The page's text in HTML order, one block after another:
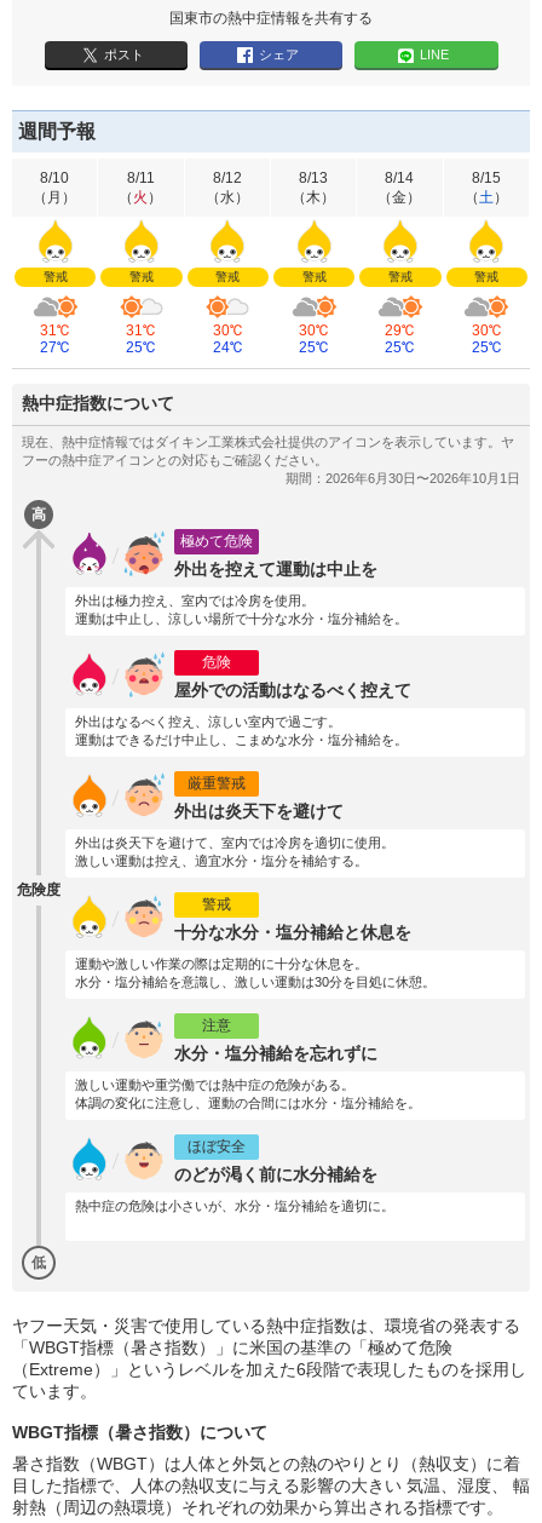
国東市の熱中症情報を共有する
ポスト シェア LINE
週間予報
8/10
（ 月 ）
警戒
31℃
27℃
8/11
（ 火 ）
警戒
31℃
25℃
8/12
（水）
警戒
30℃
24℃
8/13
（木）
警戒
30℃
25℃
8/14
（金）
警戒
29℃
25℃
8/15
（土）
警戒
30℃
25℃
熱中症指数について
高
危険度
低
極めて危険
外出を控えて運動は中止を
外出は極力控え、室内では冷房を使用。
運動は中止し、涼しい場所で十分な水分・塩分補給を。
危険
屋外での活動はなるべく控えて
外出はなるべく控え、涼しい室内で過ごす。
運動はできるだけ中止し、こまめな水分・塩分補給を。
厳重警戒
外出は炎天下を避けて
外出は炎天下を避けて、室内では冷房を適切に使用。
激しい運動は控え、適宜水分・塩分を補給する。
警戒
十分な水分・塩分補給と休息を
運動や激しい作業の際は定期的に十分な休息を。
水分・塩分補給を意識し、激しい運動は30分を目処に休憩。
注意
水分・塩分補給を忘れずに
激しい運動や重労働では熱中症の危険がある。
体調の変化に注意し、運動の合間には水分・塩分補給を。
ほぼ安全
のどが渇く前に水分補給を
熱中症の危険は小さいが、水分・塩分補給を適切に。
ヤフー天気・災害で使用している熱中症指数は、環境省の発表する
「WBGT指標（暑さ指数）」に米国の基準の「極めて危険
（Extreme）」というレベルを加えた6段階で表現したものを採用し
ています。
WBGT指標（暑さ指数）について
暑さ指数（WBGT）は人体と外気との熱のやりとり（熱収支）に着
目した指標で、人体の熱収支に与える影響の大きい 気温、湿度、 輻
射熱（周辺の熱環境）それぞれの効果から算出される指標です。